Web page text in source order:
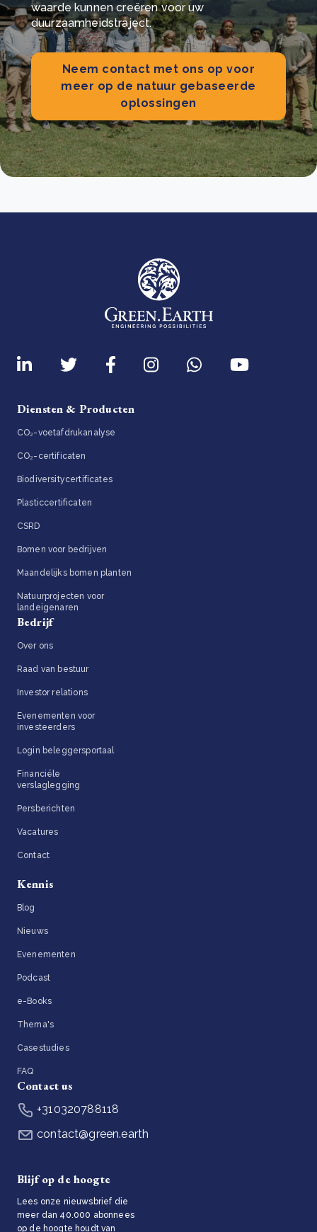
waarde kunnen creëren voor uw
duurzaamheidstraject.
Neem contact met ons op voor
meer op de natuur gebaseerde
oplossingen
Diensten & Producten
CO₂-voetafdrukanalyse
CO₂-certificaten
Biodiversitycertificates
Plasticcertificaten
CSRD
Bomen voor bedrijven
Maandelijks bomen planten
Natuurprojecten voor
landeigenaren
Bedrijf
Over ons
Raad van bestuur
Investor relations
Evenementen voor
investeerders
Login beleggersportaal
Financiële
verslaglegging
Persberichten
Vacatures
Contact
Kennis
Blog
Nieuws
Evenementen
Podcast
e-Books
Thema's
Casestudies
FAQ
Contact us
+310320788118
contact@green.earth
Blijf op de hoogte
Lees onze nieuwsbrief die
meer dan 40.000 abonnees
op de hoogte houdt van